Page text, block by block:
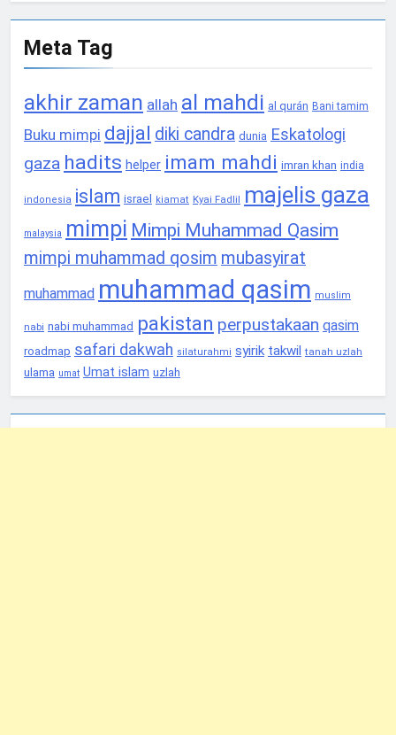
Meta Tag
akhir zaman allah al mahdi al qurán Bani tamim
Buku mimpi dajjal diki candra dunia Eskatologi
gaza hadits helper imam mahdi imran khan india
indonesia islam israel kiamat Kyai Fadlil majelis gaza
malaysia mimpi Mimpi Muhammad Qasim
mimpi muhammad qosim mubasyirat
muhammad muhammad qasim muslim
nabi nabi muhammad pakistan perpustakaan qasim
roadmap safari dakwah silaturahmi syirik takwil tanah uzlah
ulama umat Umat islam uzlah